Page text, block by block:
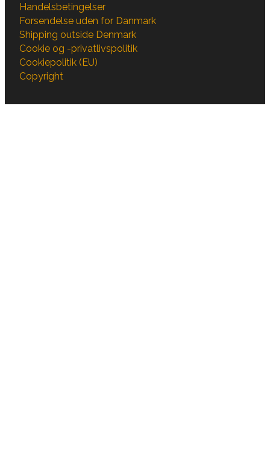
Handelsbetingelser
Forsendelse uden for Danmark
Shipping outside Denmark
Cookie og -privatlivspolitik
Cookiepolitik (EU)
Copyright